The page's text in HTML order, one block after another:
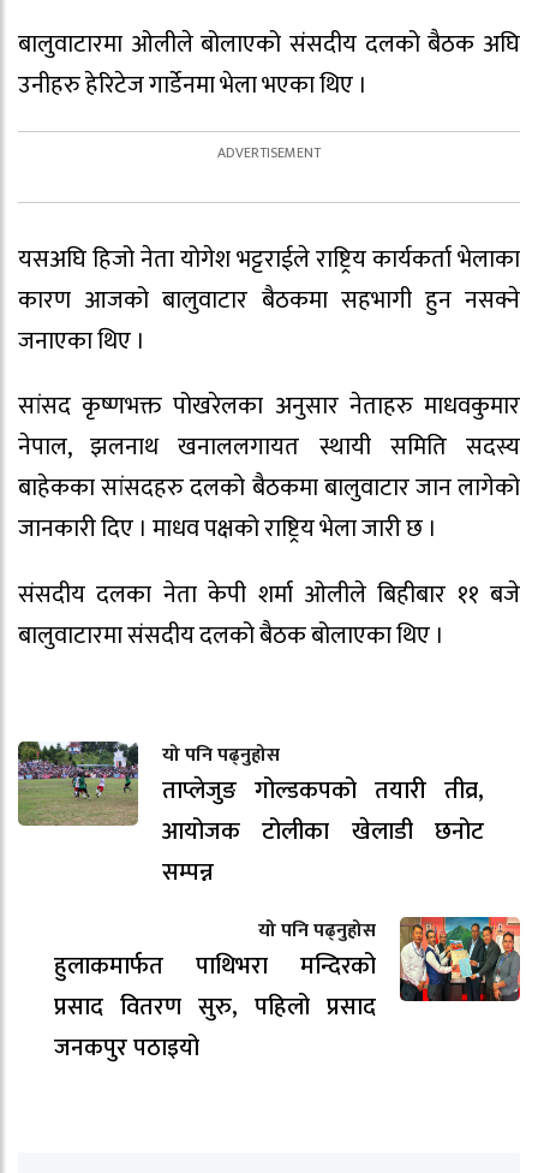
बालुवाटारमा ओलीले बोलाएको संसदीय दलको बैठक अघि
उनीहरु हेरिटेज गार्डेनमा भेला भएका थिए ।
यसअघि हिजो नेता योगेश भट्टराईले राष्ट्रिय कार्यकर्ता भेलाका
कारण आजको बालुवाटार बैठकमा सहभागी हुन नसक्ने
जनाएका थिए ।
सांसद कृष्णभक्त पोखरेलका अनुसार नेताहरु माधवकुमार
नेपाल, झलनाथ खनाललगायत स्थायी समिति सदस्य
बाहेकका सांसदहरु दलको बैठकमा बालुवाटार जान लागेको
जानकारी दिए । माधव पक्षको राष्ट्रिय भेला जारी छ ।
संसदीय दलका नेता केपी शर्मा ओलीले बिहीबार ११ बजे
बालुवाटारमा संसदीय दलको बैठक बोलाएका थिए ।
यो पनि पढ्नुहोस
ताप्लेजुङ गोल्डकपको तयारी तीव्र,
आयोजक टोलीका खेलाडी छनोट
सम्पन्न
यो पनि पढ्नुहोस
हुलाकमार्फत पाथिभरा मन्दिरको
प्रसाद वितरण सुरु, पहिलो प्रसाद
जनकपुर पठाइयो